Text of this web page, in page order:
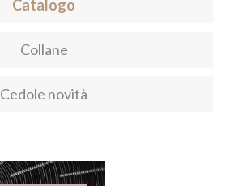
Catalogo
Collane
Cedole novità